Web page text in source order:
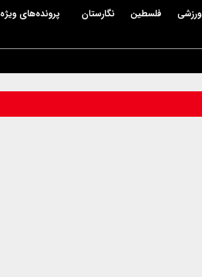
ورزشی فلسطین نگارستان پرونده‌های ویژه